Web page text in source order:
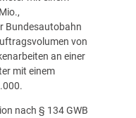
Bundesautobahn
von
an einer
mit einem
nach § 134 GWB